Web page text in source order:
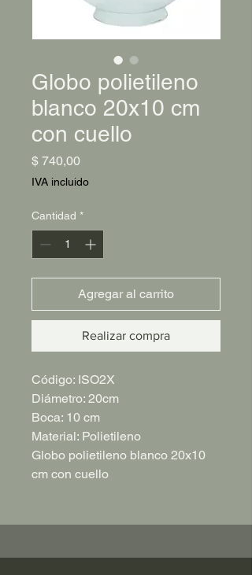
Globo polietileno
blanco 20x10 cm
con cuello
$ 740,00Precio
IVA incluido
Cantidad *
Agregar al carrito
Realizar compra
Código: ISO2X
Diámetro: 20cm
Boca: 10 cm
Material: Polietileno
Globo polietileno blanco 20x10
cm con cuello